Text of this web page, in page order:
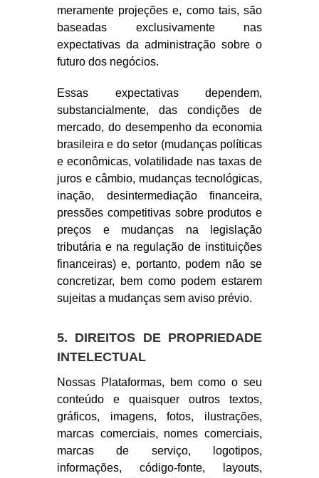
meramente projeções e, como tais, são
baseadas exclusivamente nas
expectativas da administração sobre o
futuro dos negócios.
Essas expectativas dependem,
substancialmente, das condições de
mercado, do desempenho da economia
brasileira e do setor (mudanças políticas
e econômicas, volatilidade nas taxas de
juros e câmbio, mudanças tecnológicas,
inação, desintermediação financeira,
pressões competitivas sobre produtos e
preços e mudanças na legislação
tributária e na regulação de instituições
financeiras) e, portanto, podem não se
concretizar, bem como podem estarem
sujeitas a mudanças sem aviso prévio.
5. DIREITOS DE PROPRIEDADE
INTELECTUAL
Nossas Plataformas, bem como o seu
conteúdo e quaisquer outros textos,
gráficos, imagens, fotos, ilustrações,
marcas comerciais, nomes comerciais,
marcas de serviço, logotipos,
informações, código-fonte, layouts,